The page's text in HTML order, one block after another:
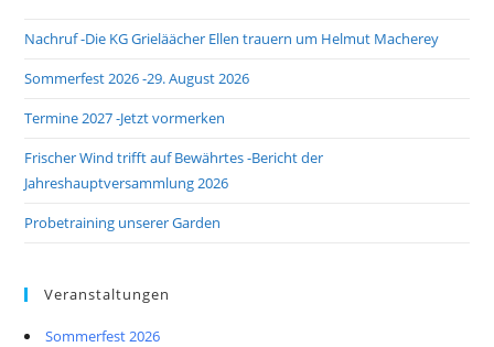
Nachruf -Die KG Grieläächer Ellen trauern um Helmut Macherey
Sommerfest 2026 -29. August 2026
Termine 2027 -Jetzt vormerken
Frischer Wind trifft auf Bewährtes -Bericht der
Jahreshauptversammlung 2026
Probetraining unserer Garden
Veranstaltungen
Sommerfest 2026